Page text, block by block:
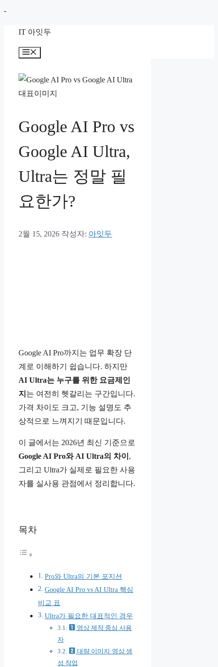
-컨
IT 아잇두
뉴
Google AI Pro vs
Google AI Ultra,
Ultra는 정말 필
요한가?
2월 15, 2026 작성자: 아잇두
Google AI Pro까지는 업무 확장 단
계로 이해하기 쉽습니다. 하지만
AI Ultra는 누구를 위한 요금제인
지 는 여전히 헷갈리는 구간입니다.
가격 차이도 크고, 기능 설명도 추
상적으로 느껴지기 때문입니다.
이 글에서는 2026년 최신 기준으로
Google AI Pro와 AI Ultra의 차이 ,
그리고 Ultra가 실제로 필요한 사용
자를 실사용 관점에서 정리합니다.
목차
Pro와 Ultra의 기본 포지션
Google AI Pro vs AI Ultra 핵심
비교 표
Ultra가 필요한 대표적인 경우
영상 제작 중심 사용
자
대량 이미지·영상 생
성 작업